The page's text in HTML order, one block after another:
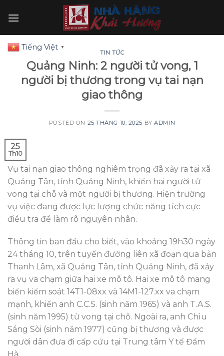
TIN TỨC
Quảng Ninh: 2 người tử vong, 1
người bị thương trong vụ tai nạn
giao thông
POSTED ON 25 THÁNG 10, 2025 BYADMIN
25
Th10
Vụ tai nạn giao thông nghiêm trọng đã xảy ra tại xã
Quảng Tân, tỉnh Quảng Ninh, khiến hai người tử
vong tại chỗ và một người bị thương. Hiện trường
vụ việc đang được lực lượng chức năng tích cực
điều tra để làm rõ nguyên nhân.
Thông tin ban đầu cho biết, vào khoảng 19h30 ngày
24 tháng 10, trên tuyến đường liên xã đoạn qua bản
Thanh Lâm, xã Quảng Tân, tỉnh Quảng Ninh, đã xảy
ra vụ va chạm giữa hai xe mô tô. Hai xe mô tô mang
biển kiểm soát 14T1-08xx và 14M1-127.xx va chạm
mạnh, khiến anh C.C.S. (sinh năm 1965) và anh T.A.S.
(sinh năm 1995) tử vong tại chỗ. Ngoài ra, anh Chìu
Sáng Sòi (sinh năm 1977) cũng bị thương và được
người dân đưa đi cấp cứu tại Trung tâm Y tế Đầm
Tiếng Việt ▼